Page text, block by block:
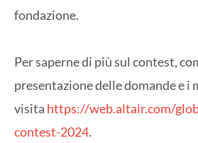
fondazione.
Per saperne di più sul contest,
presentazione delle domande e i
visita https://web.altair.com/
contest-2024.